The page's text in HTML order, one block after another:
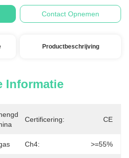
Contact Opnemen
Productbeschrijving
Informatie
Certificering: CE
Ch4: >=55%